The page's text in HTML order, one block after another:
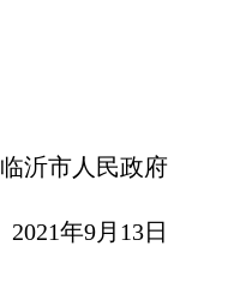
临沂市人民政府
2021年9月13日